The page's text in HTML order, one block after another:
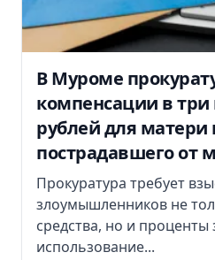
В Муроме
компенсации в
рублей для матери
пострадавшего от
Прокуратура требует
злоумышленников не
средства, но и проценты
использование...